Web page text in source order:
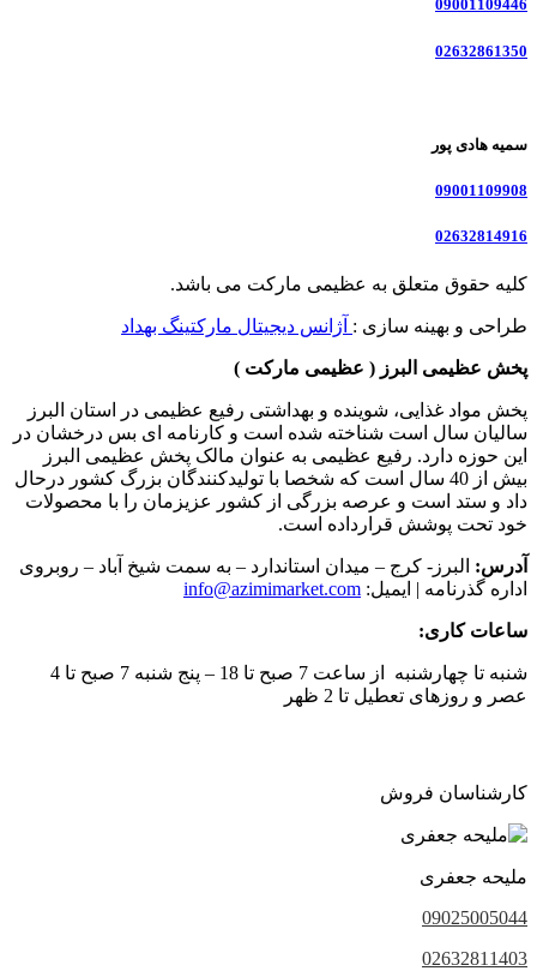
09001109446
02632861350
سمیه هادی پور
09001109908
02632814916
کلیه حقوق متعلق به عظیمی مارکت می باشد.
طراحی و بهینه سازی : آژانس دیجیتال مارکتینگ بهداد
پخش عظیمی البرز ( عظیمی مارکت )
پخش مواد غذایی، شوینده و بهداشتی رفیع عظیمی در استان البرز
سالیان سال است شناخته شده است و کارنامه ای بس درخشان در
این حوزه دارد. رفیع عظیمی به عنوان مالک پخش عظیمی البرز
بیش از 40 سال است که شخصا با تولیدکنندگان بزرگ کشور درحال
داد و ستد است و عرصه بزرگی از کشور عزیزمان را با محصولات
خود تحت پوشش قرارداده است.
آدرس: البرز- کرج – میدان استاندارد – به سمت شیخ آباد – روبروی
اداره گذرنامه | ایمیل: info@azimimarket.com
ساعات کاری:
شنبه تا چهارشنبه از ساعت 7 صبح تا 18 – پنج شنبه 7 صبح تا 4
عصر و روزهای تعطیل تا 2 ظهر
کارشناسان فروش
ملیحه جعفری
09025005044
02632811403